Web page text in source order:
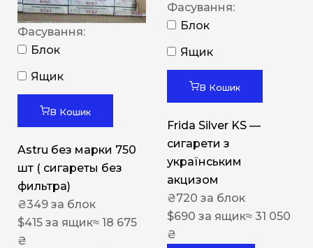
Фасування:
Блок
Ящик
В Кошик
Astru без марки 750
шт ( сигареты без
фильтра)
₴349 за блок
$415 за ящик≈ 18 675
₴
Фасування:
Блок
Ящик
В Кошик
Frida Silver KS —
сигарети з
українським
акцизом
₴720 за блок
$690 за ящик≈ 31 050
₴